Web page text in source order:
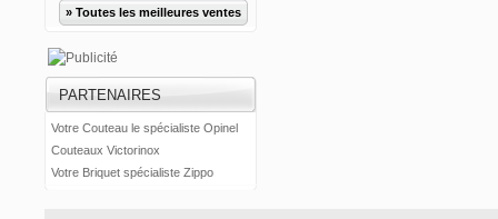
» Toutes les meilleures ventes
PARTENAIRES
Votre Couteau le spécialiste Opinel
Couteaux Victorinox
Votre Briquet spécialiste Zippo